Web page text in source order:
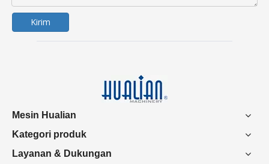
Kirim
Mesin Hualian
Kategori produk
Layanan & Dukungan